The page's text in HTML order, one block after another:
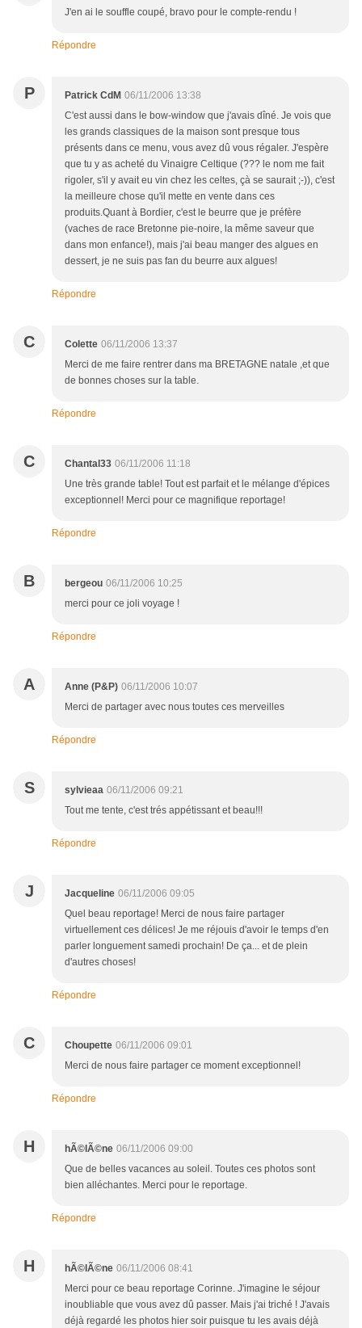
J'en ai le souffle coupé, bravo pour le compte-rendu !
Répondre
P Patrick CdM 06/11/2006 13:38
C'est aussi dans le bow-window que j'avais dîné. Je vois que
les grands classiques de la maison sont presque tous
présents dans ce menu, vous avez dû vous régaler. J'espère
que tu y as acheté du Vinaigre Celtique (??? le nom me fait
rigoler, s'il y avait eu vin chez les celtes, çà se saurait ;-)), c'est
la meilleure chose qu'il mette en vente dans ces
produits.Quant à Bordier, c'est le beurre que je préfère
(vaches de race Bretonne pie-noire, la même saveur que
dans mon enfance!), mais j'ai beau manger des algues en
dessert, je ne suis pas fan du beurre aux algues!
Répondre
C Colette 06/11/2006 13:37
Merci de me faire rentrer dans ma BRETAGNE natale ,et que
de bonnes choses sur la table.
Répondre
C Chantal33 06/11/2006 11:18
Une très grande table! Tout est parfait et le mélange d'épices
exceptionnel! Merci pour ce magnifique reportage!
Répondre
B bergeou 06/11/2006 10:25
merci pour ce joli voyage !
Répondre
A Anne (P&P) 06/11/2006 10:07
Merci de partager avec nous toutes ces merveilles
Répondre
S sylvieaa 06/11/2006 09:21
Tout me tente, c'est trés appétissant et beau!!!
Répondre
J Jacqueline 06/11/2006 09:05
Quel beau reportage! Merci de nous faire partager
virtuellement ces délices! Je me réjouis d'avoir le temps d'en
parler longuement samedi prochain! De ça... et de plein
d'autres choses!
Répondre
C Choupette 06/11/2006 09:01
Merci de nous faire partager ce moment exceptionnel!
Répondre
H hÃ©lÃ©ne 06/11/2006 09:00
Que de belles vacances au soleil. Toutes ces photos sont
bien alléchantes. Merci pour le reportage.
Répondre
H hÃ©lÃ©ne 06/11/2006 08:41
Merci pour ce beau reportage Corinne. J'imagine le séjour
inoubliable que vous avez dû passer. Mais j'ai triché ! J'avais
déjà regardé les photos hier soir puisque tu les avais déjà